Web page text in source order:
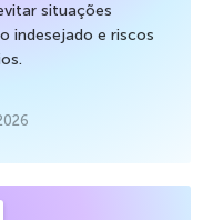
situações
indesejado e riscos